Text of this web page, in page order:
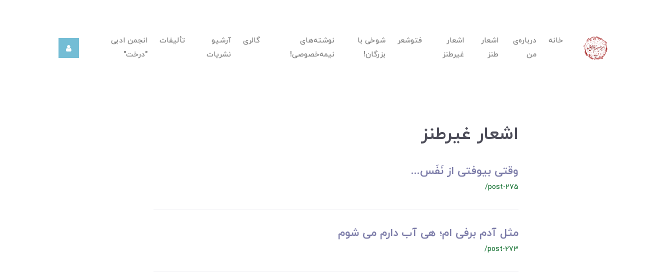
خانه
درباره‌ی
من
اشعار
طنز
اشعار
غیرطنز
فتوشعر
شوخی با
بزرگان!
نوشته‌های
نیمه‌خصوصی!
گالری
آرشیو
نشریات
تألیفات
انجمن ادبی
"درخت"
اشعار غیرطنز
وقتی بیوفتی از نَفَس...
/post-275
مثل آدم برفی ام؛ هی آب دارم می شوم
/post-273